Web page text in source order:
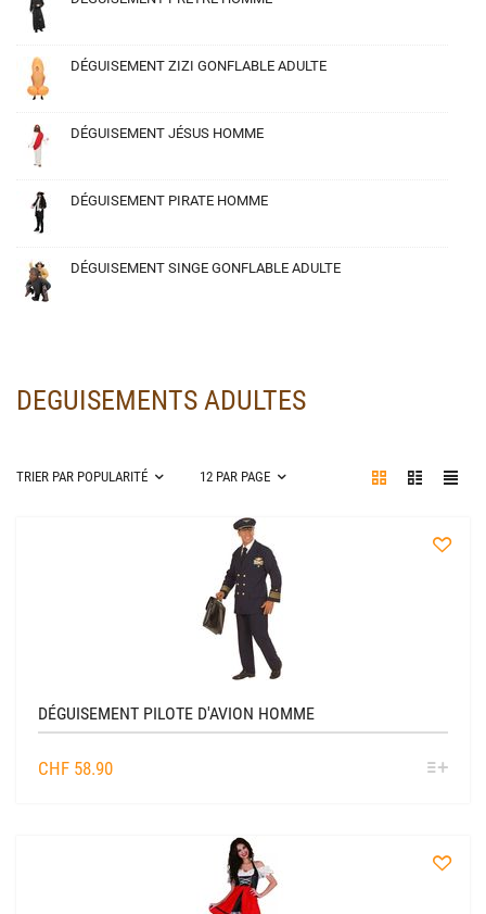
Shrek
Spiderman
Star Wars
Suicide Squad
Suitmeister
Superman
Thor
DÉGUISEMENT ZIZI GONFLABLE ADULTE
DÉGUISEMENT JÉSUS HOMME
DÉGUISEMENT PIRATE HOMME
DÉGUISEMENT SINGE GONFLABLE ADULTE
DEGUISEMENTS ADULTES
TRIER PAR POPULARITÉ 12 PAR PAGE
DÉGUISEMENT PILOTE D'AVION HOMME
CHF 58.90